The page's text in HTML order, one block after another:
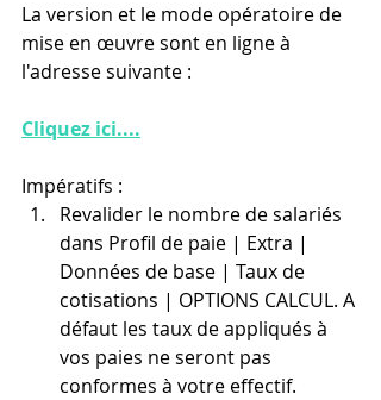
La version et le mode opératoire de
mise en œuvre sont en ligne à
l'adresse suivante :
Cliquez ici....
Impératifs :
Revalider le nombre de salariés
dans Profil de paie | Extra |
Données de base | Taux de
cotisations | OPTIONS CALCUL. A
défaut les taux de appliqués à
vos paies ne seront pas
conformes à votre effectif.